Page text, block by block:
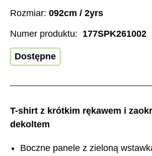
T-shirt z krótkim rękawem i
dekoltem
Boczne panele z zieloną
Rozmiar: 092cm / 2yrs
Dostępne
Numer produktu: 177SPK261002